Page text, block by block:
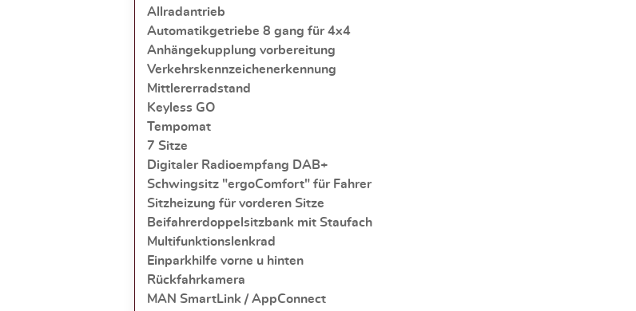
Allradantrieb
Automatikgetriebe 8 gang für 4x4
Anhängekupplung vorbereitung
Verkehrskennzeichenerkennung
Mittlererradstand
Keyless GO
Tempomat
7 Sitze
Digitaler Radioempfang DAB+
Schwingsitz "ergoComfort" für Fahrer
Sitzheizung für vorderen Sitze
Beifahrerdoppelsitzbank mit Staufach
Multifunktionslenkrad
Einparkhilfe vorne u hinten
Rückfahrkamera
MAN SmartLink / AppConnect